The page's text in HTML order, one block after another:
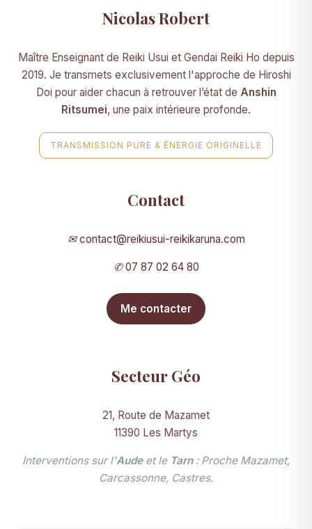
Nicolas Robert
Maître Enseignant de Reiki Usui et Gendai Reiki Ho depuis
2019. Je transmets exclusivement l'approche de Hiroshi
Doi pour aider chacun à retrouver l’état de Anshin
Ritsumei, une paix intérieure profonde.
TRANSMISSION PURE & ÉNERGIE ORIGINELLE
Contact
✉ contact@reikiusui-reikikaruna.com
✆ 07 87 02 64 80
Me contacter
Secteur Géo
21, Route de Mazamet
11390 Les Martys
Interventions sur l'Audeet le Tarn: Proche Mazamet,
Carcassonne, Castres.